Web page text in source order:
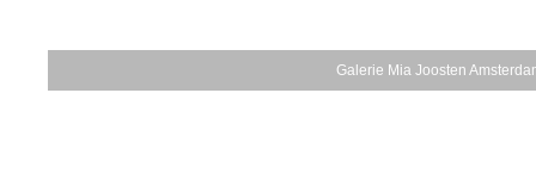
Galerie Mia Joosten